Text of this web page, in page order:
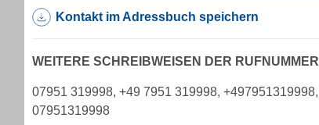
Kontakt im Adressbuch speichern
WEITERE SCHREIBWEISEN DER RUFNUMMER
07951 319998, +49 7951 319998, +497951319998,
07951319998